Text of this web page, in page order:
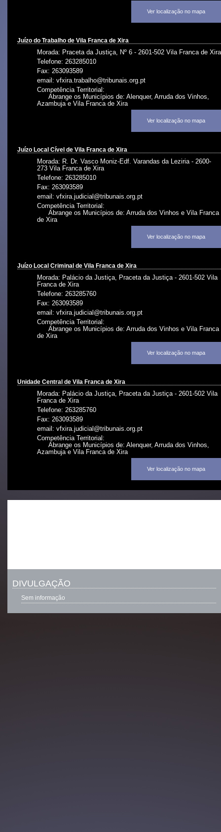
Ver localização no mapa
Juízo do Trabalho de Vila Franca de Xira
Morada: Praceta da Justiça, Nº 6 - 2601-502 Vila Franca de Xira
Telefone: 263285010
Fax: 263093589
email: vfxira.trabalho@tribunais.org.pt
Competência Territorial:
Abrange os Municípios de: Alenquer, Arruda dos Vinhos,
Azambuja e Vila Franca de Xira
Ver localização no mapa
Juízo Local Cível de Vila Franca de Xira
Morada: R. Dr. Vasco Moniz-Edf. Varandas da Leziria - 2600-
273 Vila Franca de Xira
Telefone: 263285010
Fax: 263093589
email: vfxira.judicial@tribunais.org.pt
Competência Territorial:
Abrange os Municípios de: Arruda dos Vinhos e Vila Franca
de Xira
Ver localização no mapa
Juízo Local Criminal de Vila Franca de Xira
Morada: Palácio da Justiça, Praceta da Justiça - 2601-502 Vila
Franca de Xira
Telefone: 263285760
Fax: 263093589
email: vfxira.judicial@tribunais.org.pt
Competência Territorial:
Abrange os Municípios de: Arruda dos Vinhos e Vila Franca
de Xira
Ver localização no mapa
Unidade Central de Vila Franca de Xira
Morada: Palácio da Justiça, Praceta da Justiça - 2601-502 Vila
Franca de Xira
Telefone: 263285760
Fax: 263093589
email: vfxira.judicial@tribunais.org.pt
Competência Territorial:
Abrange os Municípios de: Alenquer, Arruda dos Vinhos,
Azambuja e Vila Franca de Xira
Ver localização no mapa
DIVULGAÇÃO
Sem informação